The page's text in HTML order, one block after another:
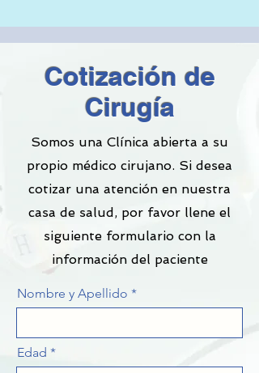
Cotización de
Cirugía
Somos una Clínica abierta a su
propio médico cirujano. Si desea
cotizar una atención en nuestra
casa de salud, por favor llene el
siguiente formulario con la
información del paciente
Nombre y Apellido
Edad